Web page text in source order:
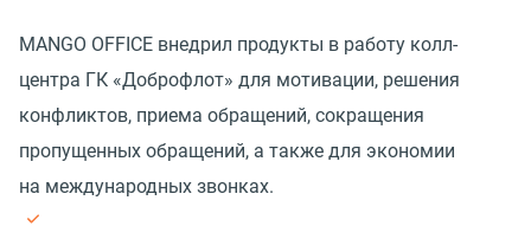
MANGO OFFICE внедрил продукты в работу колл-
центра ГК «Доброфлот» для мотивации, решения
конфликтов, приема обращений, сокращения
пропущенных обращений, а также для экономии
на международных звонках.